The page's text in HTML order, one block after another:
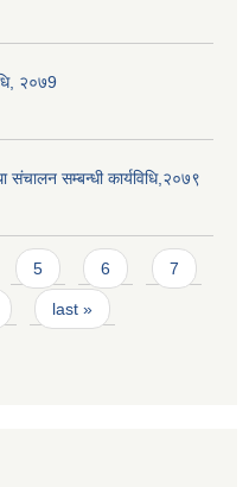
२०७9
सम्बन्धी कार्यविधि,२०७९
5 6 7
last »